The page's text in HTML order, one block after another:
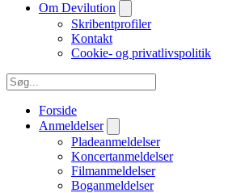
Om Devilution
Skribentprofiler
Kontakt
Cookie- og privatlivspolitik
Forside
Anmeldelser
Pladeanmeldelser
Koncertanmeldelser
Filmanmeldelser
Boganmeldelser